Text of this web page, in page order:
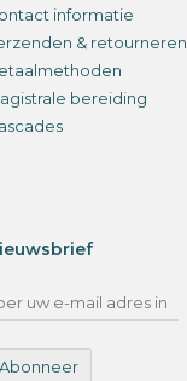
informatie
& retourneren
bereiding
Abonneer